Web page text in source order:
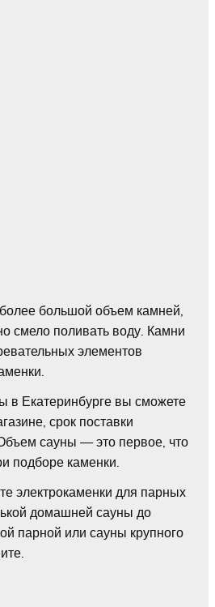
большой объем камней,
смело поливать воду. Камни
элементов
в Екатеринбурге вы сможете
срок поставки
сауны — это первое, что
подборе каменки.
электрокаменки для парных
домашней сауны до
парной или сауны крупного